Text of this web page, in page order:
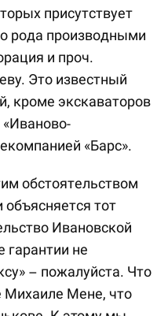
присутствует
рода производными
и проч.
Это известный
кроме экскаваторов
«Барс».
обстоятельством
объясняется тот
Ивановской
гарантии не
– пожалуйста. Что
Михаиле Мене, что